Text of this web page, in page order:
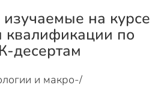
на курсе
по
десертам
и макро-/